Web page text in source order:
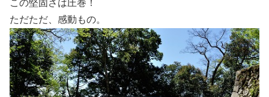
この堅固さは圧巻！
ただただ、感動もの。